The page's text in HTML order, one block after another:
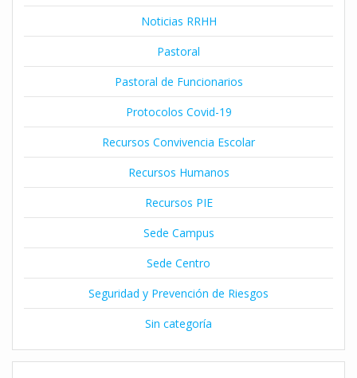
Noticias RRHH
Pastoral
Pastoral de Funcionarios
Protocolos Covid-19
Recursos Convivencia Escolar
Recursos Humanos
Recursos PIE
Sede Campus
Sede Centro
Seguridad y Prevención de Riesgos
Sin categoría